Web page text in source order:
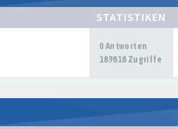
STATISTIKEN
0 Antworten
189818 Zugriffe